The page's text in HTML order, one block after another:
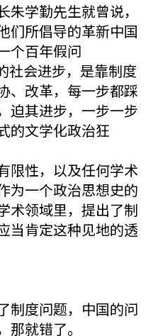
学勤先生就曾说，
所倡导的革新中国
个百年假问
会进步，是靠制度
、改革，每一步都踩
迫其进步，一步一步
的文学化政治狂
限性，以及任何学术
为一个政治思想史的
术领域里，提出了制
当肯定这种见地的透
制度问题，中国的问
就错了。